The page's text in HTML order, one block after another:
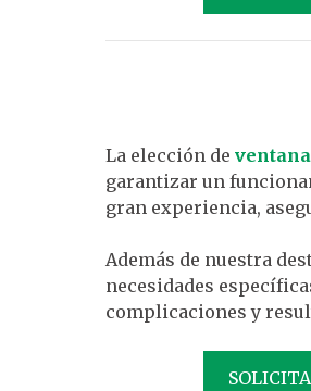
La elección de
garantizar un
gran experiencia,
Además de nuestra
necesidades
complicaciones y